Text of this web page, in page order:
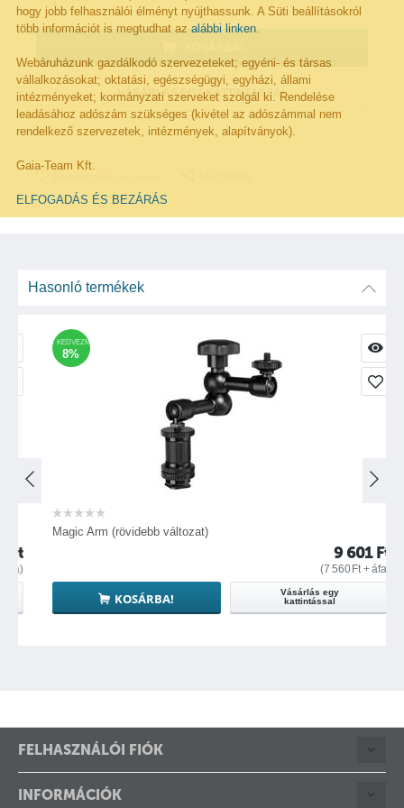
hogy jobb felhasználói élményt nyújthassunk. A Süti beállításokról
több információt is megtudhat az alábbi linken
Webáruházunk gazdálkodó szervezeteket; egyéni- és társas
vállalkozásokat; oktatási, egészségügyi, egyházi, állami
intézményeket; kormányzati szerveket szolgál ki. Rendelése
leadásához adószám szükséges (kivétel az adószámmal nem
rendelkező szervezetek, intézmények, alapítványok).
Gaia-Team Kft.
ELFOGADÁS ÉS BEZÁRÁS
−
VÁSÁRLÁS EGY KATTINTÁSSAL
Hasonló termékek
KEDVEZMÉNY
8%
Magic Arm (rövidebb változat)
9 601Ft
7 560Ft+ áfa)
KOSÁRBA!
Vásárlás egy
kattintással
FELHASZNÁLÓI FIÓK
INFORMÁCIÓK